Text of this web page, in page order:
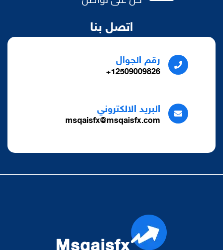
اتصل بنا
رقم الجوال
12509009826+
البريد الالكتروني
msqaisfx@msqaisfx.com